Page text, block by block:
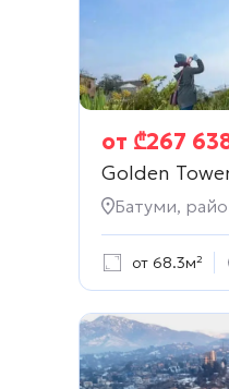
от ₾267
Golden
Батуми,
от 68.3м²